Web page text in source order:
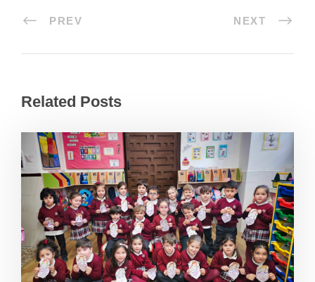
PREV NEXT
Related Posts